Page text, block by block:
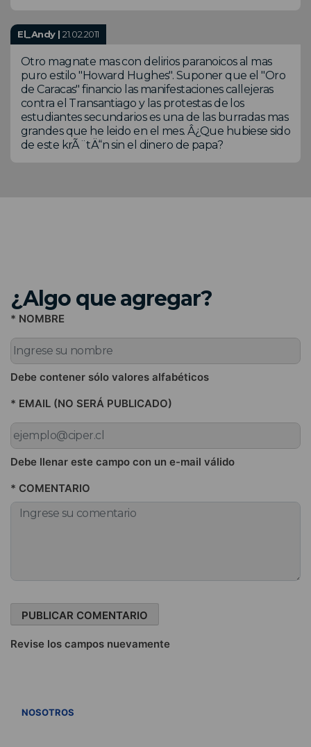
El_Andy |21.02.2011
Otro magnate mas con delirios paranoicos al mas
puro estilo "Howard Hughes". Suponer que el "Oro
de Caracas" financio las manifestaciones callejeras
contra el Transantiago y las protestas de los
estudiantes secundarios es una de las burradas mas
grandes que he leido en el mes. Â¿Que hubiese sido
de este krÃ¨tÄ“n sin el dinero de papa?
¿Algo que agregar?
* NOMBRE
Debe contener sólo valores alfabéticos
* EMAIL (NO SERÁ PUBLICADO)
Debe llenar este campo con un e-mail válido
* COMENTARIO
Revise los campos nuevamente
NOSOTROS